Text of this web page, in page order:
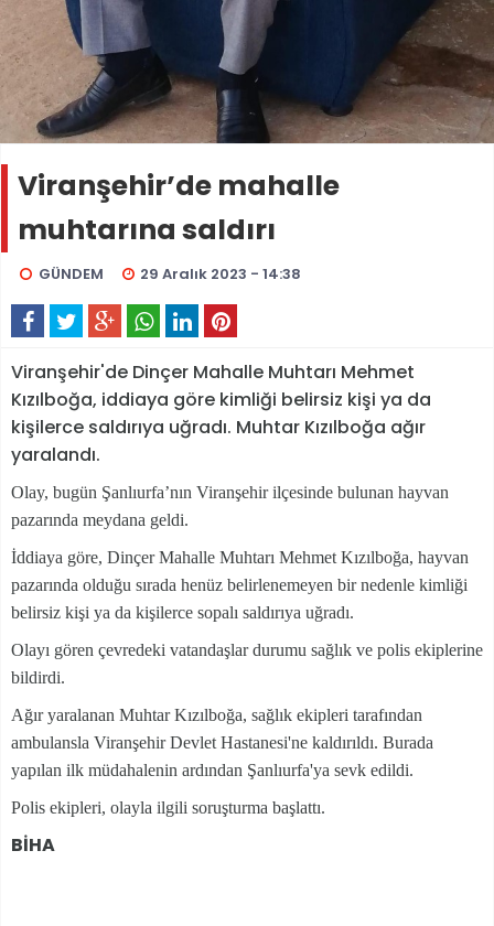
Viranşehir’de mahalle
muhtarına saldırı
GÜNDEM 29 Aralık 2023 - 14:38
Viranşehir'de Dinçer Mahalle Muhtarı Mehmet
Kızılboğa, iddiaya göre kimliği belirsiz kişi ya da
kişilerce saldırıya uğradı. Muhtar Kızılboğa ağır
yaralandı.
Olay, bugün Şanlıurfa’nın Viranşehir ilçesinde bulunan hayvan
pazarında meydana geldi.
İddiaya göre, Dinçer Mahalle Muhtarı Mehmet Kızılboğa, hayvan
pazarında olduğu sırada henüz belirlenemeyen bir nedenle kimliği
belirsiz kişi ya da kişilerce sopalı saldırıya uğradı.
Olayı gören çevredeki vatandaşlar durumu sağlık ve polis ekiplerine
bildirdi.
Ağır yaralanan Muhtar Kızılboğa, sağlık ekipleri tarafından
ambulansla Viranşehir Devlet Hastanesi'ne kaldırıldı. Burada
yapılan ilk müdahalenin ardından Şanlıurfa'ya sevk edildi.
Polis ekipleri, olayla ilgili soruşturma başlattı.
BİHA